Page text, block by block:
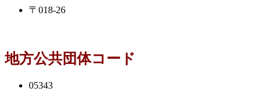
〒018-26
地方公共団体コード
05343